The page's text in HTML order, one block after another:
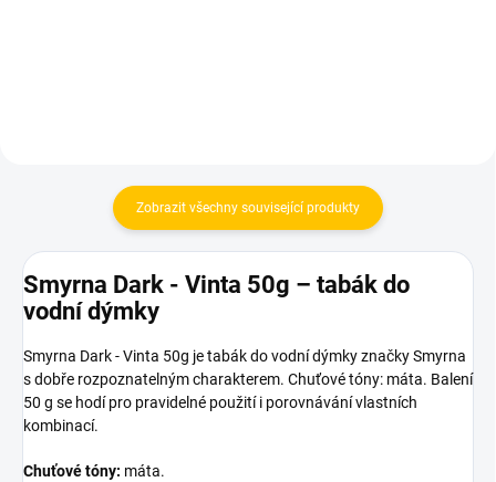
Zobrazit všechny související produkty
Smyrna Dark - Vinta 50g – tabák do
vodní dýmky
Smyrna Dark - Vinta 50g je tabák do vodní dýmky značky Smyrna
s dobře rozpoznatelným charakterem. Chuťové tóny: máta. Balení
50 g se hodí pro pravidelné použití i porovnávání vlastních
kombinací.
Chuťové tóny: máta.